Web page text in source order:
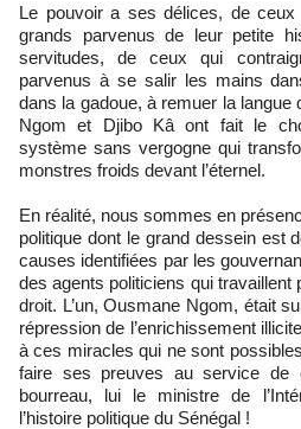
Le pouvoir a ses délices, de
grands parvenus de leur petite
servitudes, de ceux qui
parvenus à se salir les mains
dans la gadoue, à remuer la
Ngom et Djibo Kâ ont fait le
système sans vergogne qui
monstres froids devant l’éternel.
En réalité, nous sommes en
politique dont le grand dessein est
causes identifiées par les
des agents politiciens qui travaillent
droit. L’un, Ousmane Ngom, était
répression de l’enrichissement
à ces miracles qui ne sont
faire ses preuves au service de
bourreau, lui le ministre de
l’histoire politique du Sénégal !